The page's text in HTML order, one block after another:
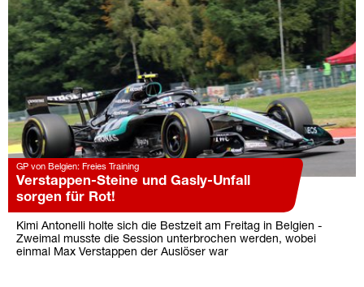
GP von Belgien: Freies Training
Verstappen-Steine und Gasly-Unfall
sorgen für Rot!
Kimi Antonelli holte sich die Bestzeit am Freitag in Belgien -
Zweimal musste die Session unterbrochen werden, wobei
einmal Max Verstappen der Auslöser war